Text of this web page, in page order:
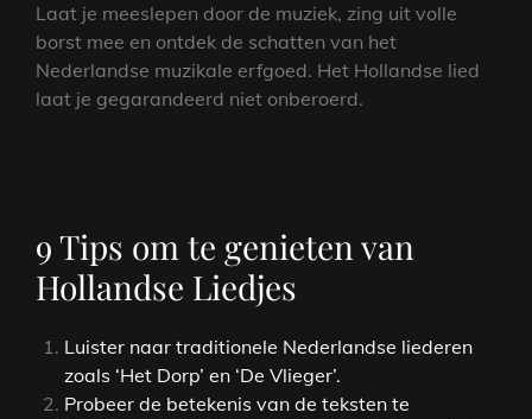
Laat je meeslepen door de muziek, zing uit volle
borst mee en ontdek de schatten van het
Nederlandse muzikale erfgoed. Het Hollandse lied
laat je gegarandeerd niet onberoerd.
9 Tips om te genieten van
Hollandse Liedjes
Luister naar traditionele Nederlandse liederen
zoals ‘Het Dorp’ en ‘De Vlieger’.
Probeer de betekenis van de teksten te